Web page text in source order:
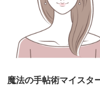
魔法の手帖術マイスタ